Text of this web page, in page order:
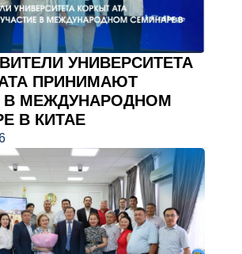
УНИВЕРСИТЕТА
ПРИНИМАЮТ
В МЕЖДУНАРОДНОМ
В КИТАЕ